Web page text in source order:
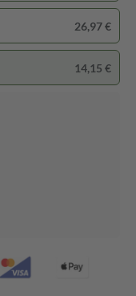
26,97 €
14,15 €